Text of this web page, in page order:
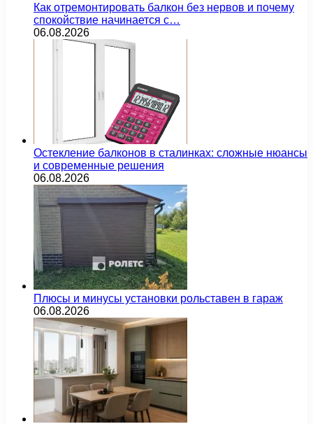
Как отремонтировать балкон без нервов и почему
спокойствие начинается с…
06.08.2026
Остекление балконов в сталинках: сложные нюансы
и современные решения
06.08.2026
Плюсы и минусы установки рольставен в гараж
06.08.2026